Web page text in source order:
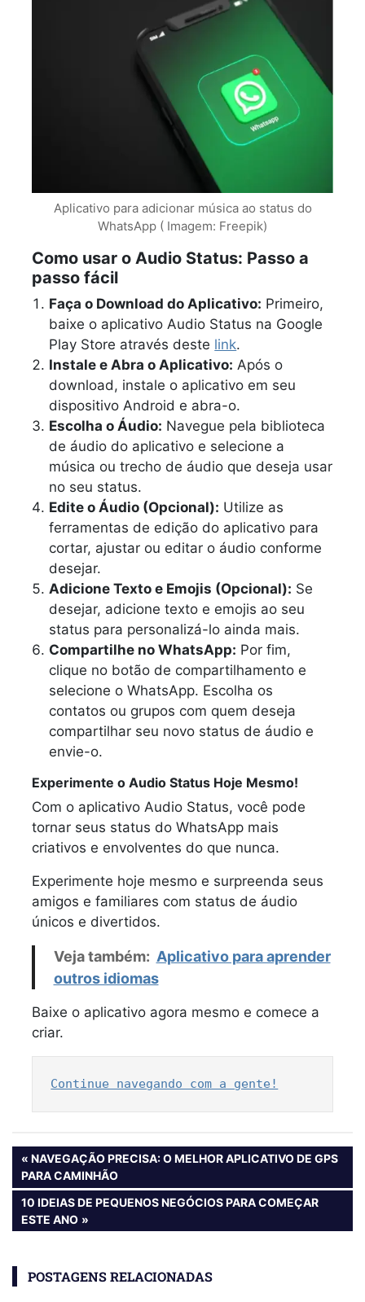
Aplicativo para adicionar música ao status do
WhatsApp ( Imagem: Freepik)
Como usar o Audio Status: Passo a
passo fácil
Faça o Download do Aplicativo: Primeiro,
baixe o aplicativo Audio Status na Google
Play Store através deste link.
Instale e Abra o Aplicativo: Após o
download, instale o aplicativo em seu
dispositivo Android e abra-o.
Escolha o Áudio: Navegue pela biblioteca
de áudio do aplicativo e selecione a
música ou trecho de áudio que deseja usar
no seu status.
Edite o Áudio (Opcional): Utilize as
ferramentas de edição do aplicativo para
cortar, ajustar ou editar o áudio conforme
desejar.
Adicione Texto e Emojis (Opcional): Se
desejar, adicione texto e emojis ao seu
status para personalizá-lo ainda mais.
Compartilhe no WhatsApp: Por fim,
clique no botão de compartilhamento e
selecione o WhatsApp. Escolha os
contatos ou grupos com quem deseja
compartilhar seu novo status de áudio e
envie-o.
Experimente o Audio Status Hoje Mesmo!
Com o aplicativo Audio Status, você pode
tornar seus status do WhatsApp mais
criativos e envolventes do que nunca.
Experimente hoje mesmo e surpreenda seus
amigos e familiares com status de áudio
únicos e divertidos.
Veja também: Aplicativo para aprender
outros idiomas
Baixe o aplicativo agora mesmo e comece a
criar.
Continue navegando com a gente!
Navegação
de
Post
PREVIOUS
POST:
NAVEGAÇÃO PRECISA: O MELHOR APLICATIVO DE GPS
PARA CAMINHÃO
NEXT
POST:
10 IDEIAS DE PEQUENOS NEGÓCIOS PARA COMEÇAR
ESTE ANO
POSTAGENS RELACIONADAS